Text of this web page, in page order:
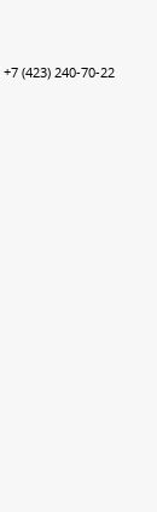
+7 (423) 240-70-22